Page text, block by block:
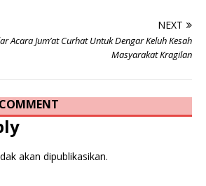
NEXT
Acara Jum’at Curhat Untuk Dengar Keluh Kesah
Masyarakat Kragilan
akan dipublikasikan.